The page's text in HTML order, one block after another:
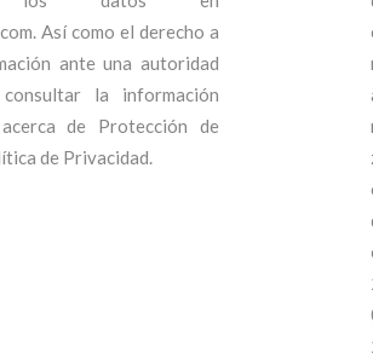
Así como el derecho a
ante una autoridad
la información
de Protección de
de Privacidad.